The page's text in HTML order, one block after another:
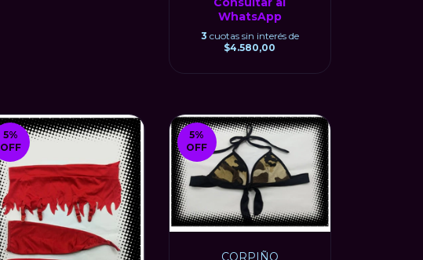
WhatsApp
3 cuotas sin interés de
$4.580,00
5%
OFF
5%
OFF
CORPIÑO